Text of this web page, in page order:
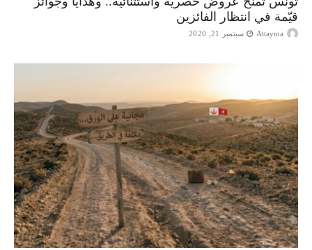
قيّمة في انتظار الفائزين
Attayma سبتمبر 21, 2020